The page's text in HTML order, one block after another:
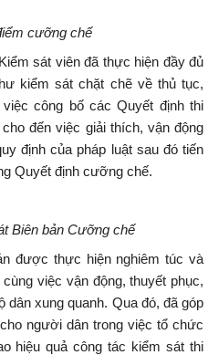
cưỡng chế
sát viên đã thực hiện đầy đủ
kiểm sát chặt chẽ về thủ tục,
công bố các Quyết định thi
đến việc giải thích, vận động
định của pháp luật sau đó tiến
Quyết định cưỡng chế.
Biên bản Cưỡng chế
được thực hiện nghiêm túc và
việc vận động, thuyết phục,
dân xung quanh. Qua đó, đã góp
người dân trong việc tổ chức
hiệu quả công tác kiểm sát thi